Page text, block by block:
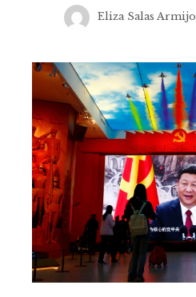
Eliza Salas Armijo